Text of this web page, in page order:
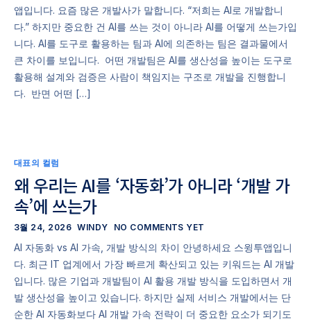
앱입니다. 요즘 많은 개발사가 말합니다. “저희는 AI로 개발합니
다.” 하지만 중요한 건 AI를 쓰는 것이 아니라 AI를 어떻게 쓰는가입
니다. AI를 도구로 활용하는 팀과 AI에 의존하는 팀은 결과물에서
큰 차이를 보입니다. ​ 어떤 개발팀은 AI를 생산성을 높이는 도구로
활용해 설계와 검증은 사람이 책임지는 구조로 개발을 진행합니
다. ​ 반면 어떤 […]
대표의 컬럼
왜 우리는 AI를 ‘자동화’가 아니라 ‘개발 가
속’에 쓰는가
3월 24, 2026 WINDY NO COMMENTS YET
AI 자동화 vs AI 가속, 개발 방식의 차이 안녕하세요 스윙투앱입니
다. 최근 IT 업계에서 가장 빠르게 확산되고 있는 키워드는 AI 개발
입니다. 많은 기업과 개발팀이 AI 활용 개발 방식을 도입하면서 개
발 생산성을 높이고 있습니다. 하지만 실제 서비스 개발에서는 단
순한 AI 자동화보다 AI 개발 가속 전략이 더 중요한 요소가 되기도